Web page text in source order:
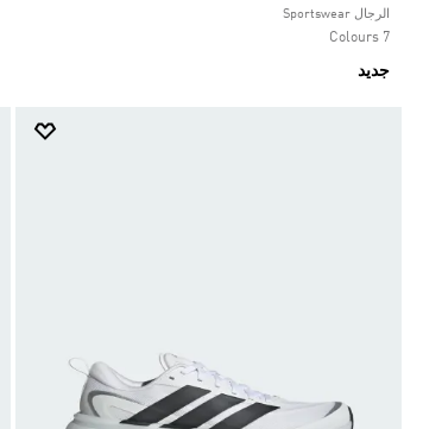
Selected
الرجال Sportswear
7 Colours
جديد